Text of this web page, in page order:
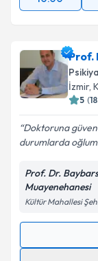
Prof.
İzmir,
5 (18
Doktoruna
durumlarda
Prof. Dr.
Muayenehanesi
Kültür Mahallesi